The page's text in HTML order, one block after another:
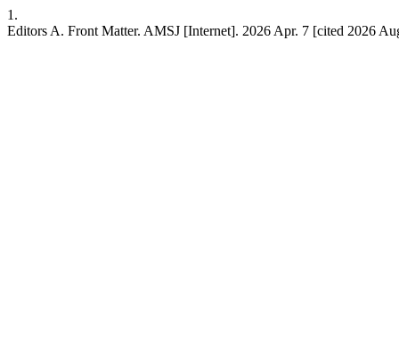
1.
Editors A. Front Matter. AMSJ [Internet]. 2026 Apr. 7 [cited 2026